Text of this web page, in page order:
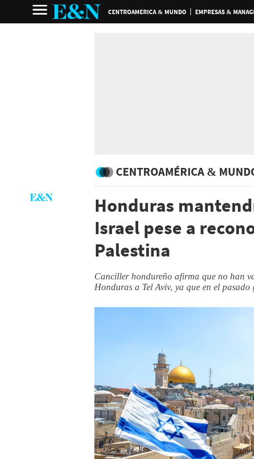
CENTROAMERICA & MUNDO EMPRESAS &
CENTROAMÉRICA &
Honduras
Israel pese a
Palestina
Canciller hondureño afirma que no han
Honduras a Tel Aviv, ya que en el